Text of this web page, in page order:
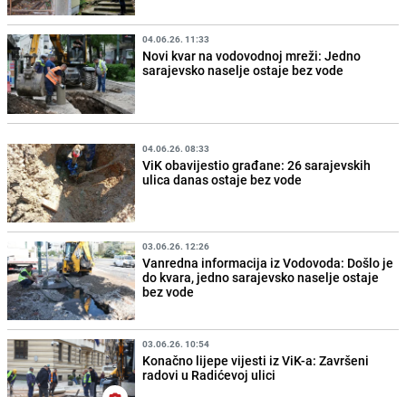
04.06.26. 11:33
Novi kvar na vodovodnoj mreži: Jedno
sarajevsko naselje ostaje bez vode
04.06.26. 08:33
ViK obavijestio građane: 26 sarajevskih
ulica danas ostaje bez vode
03.06.26. 12:26
Vanredna informacija iz Vodovoda: Došlo je
do kvara, jedno sarajevsko naselje ostaje
bez vode
03.06.26. 10:54
Konačno lijepe vijesti iz ViK-a: Završeni
radovi u Radićevoj ulici